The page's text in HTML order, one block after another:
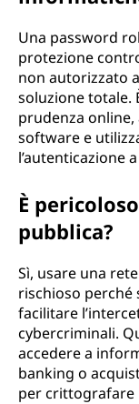
Una password
protezione
non autorizzato
soluzione totale.
prudenza
software e
l’autenticazione
È
pubblica?
Sì, usare una
rischioso perché
facilitare
cybercriminali.
accedere a
banking o
per crittografare